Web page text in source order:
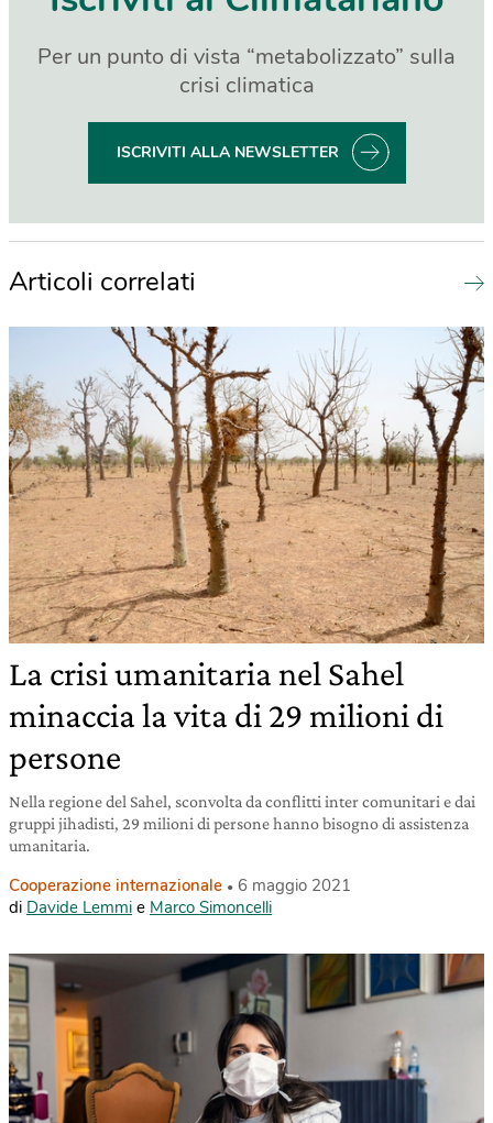
Per un punto di vista “metabolizzato” sulla
crisi climatica
ISCRIVITI ALLA NEWSLETTER
Articoli correlati
La crisi umanitaria nel Sahel
minaccia la vita di 29 milioni di
persone
Nella regione del Sahel, sconvolta da conflitti inter comunitari e dai
gruppi jihadisti, 29 milioni di persone hanno bisogno di assistenza
umanitaria.
Cooperazione internazionale
6 maggio 2021
di Davide Lemmi e Marco Simoncelli